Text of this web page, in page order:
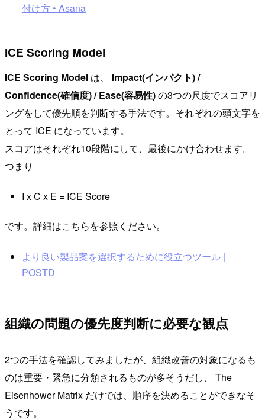
付け方 • Asana
ICE Scoring Model
ICE Scoring Model は、 Impact(インパクト) /
Confidence(確信度) / Ease(容易性)の3つの尺度でスコアリ
ングをして優先順を判断する手法です。それぞれの頭文字を
とって ICE になっています。
スコアはそれぞれ10段階にして、最後にかけ合わせます。
つまり
I x C x E = ICE Score
です。詳細はこちらを参照ください。
より良い製品案を選択するために役立つツール |
POSTD
組織の問題の優先度判断に必要な観点
2つの手法を確認してみましたが、組織改善の対象になるも
のは重要・緊急に分類されるものが多そうだし、 The
Eisenhower Matrix だけでは、順序を決めることができなそ
うです。